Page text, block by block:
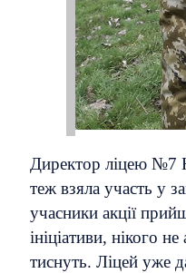
Директор ліцею №7
теж взяла участь у
учасники акції
ініціативи, нікого
тиснуть. Ліцей уже